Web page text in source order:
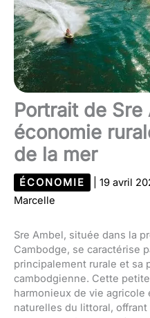
Portrait de
économie
de la mer
ÉCONOMIE 19 avril
Marcelle
Sre Ambel, située dans la
Cambodge, se caractérise
principalement rurale et sa
cambodgienne. Cette
harmonieux de vie agricole
naturelles du littoral,